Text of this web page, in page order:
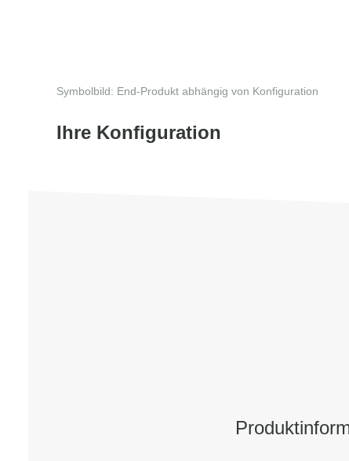
Symbolbild: End-Produkt abhängig von Konfiguration
Ihre Konfiguration